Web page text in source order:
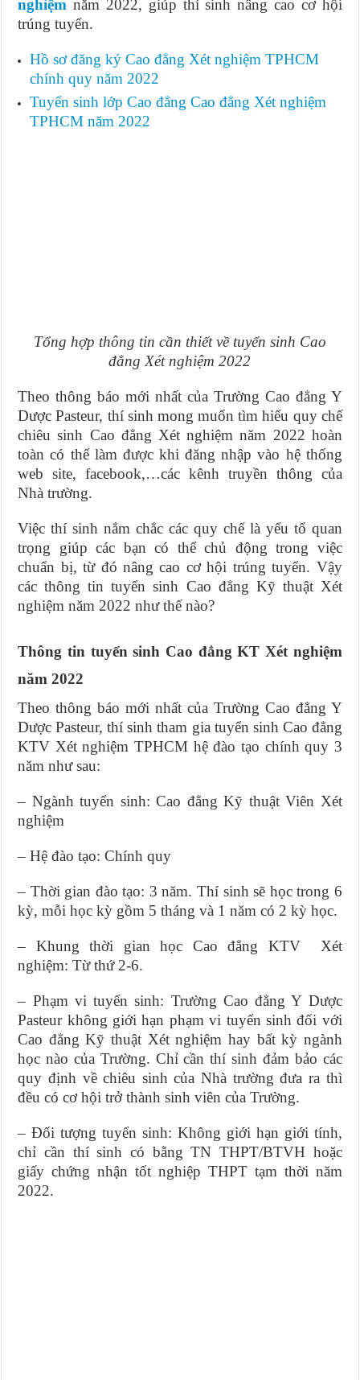
nghiệm năm 2022, giúp thí sinh nâng cao cơ hội
trúng tuyển.
Hồ sơ đăng ký Cao đẳng Xét nghiệm TPHCM
chính quy năm 2022
Tuyển sinh lớp Cao đẳng Cao đẳng Xét nghiệm
TPHCM năm 2022
Tổng hợp thông tin cần thiết về tuyển sinh Cao
đẳng Xét nghiệm 2022
Theo thông báo mới nhất của Trường Cao đẳng Y
Dược Pasteur, thí sinh mong muốn tìm hiểu quy chế
chiêu sinh Cao đẳng Xét nghiệm năm 2022 hoàn
toàn có thể làm được khi đăng nhập vào hệ thống
web site, facebook,…các kênh truyền thông của
Nhà trường.
Việc thí sinh nắm chắc các quy chế là yếu tố quan
trọng giúp các bạn có thể chủ động trong việc
chuẩn bị, từ đó nâng cao cơ hội trúng tuyển. Vậy
các thông tin tuyển sinh Cao đẳng Kỹ thuật Xét
nghiệm năm 2022 như thế nào?
Thông tin tuyển sinh Cao đẳng KT Xét nghiệm
năm 2022
Theo thông báo mới nhất của Trường Cao đẳng Y
Dược Pasteur, thí sinh tham gia tuyển sinh Cao đẳng
KTV Xét nghiệm TPHCM hệ đào tạo chính quy 3
năm như sau:
– Ngành tuyển sinh: Cao đẳng Kỹ thuật Viên Xét
nghiệm
– Hệ đào tạo: Chính quy
– Thời gian đào tạo: 3 năm. Thí sinh sẽ học trong 6
kỳ, mỗi học kỳ gồm 5 tháng và 1 năm có 2 kỳ học.
– Khung thời gian học Cao đẳng KTV Xét
nghiệm: Từ thứ 2-6.
– Phạm vi tuyển sinh: Trường Cao đẳng Y Dược
Pasteur không giới hạn phạm vi tuyển sinh đối với
Cao đẳng Kỹ thuật Xét nghiệm hay bất kỳ ngành
học nào của Trường. Chỉ cần thí sinh đảm bảo các
quy định về chiêu sinh của Nhà trường đưa ra thì
đều có cơ hội trở thành sinh viên của Trường.
– Đối tượng tuyển sinh: Không giới hạn giới tính,
chỉ cần thí sinh có bằng TN THPT/BTVH hoặc
giấy chứng nhận tốt nghiệp THPT tạm thời năm
2022.